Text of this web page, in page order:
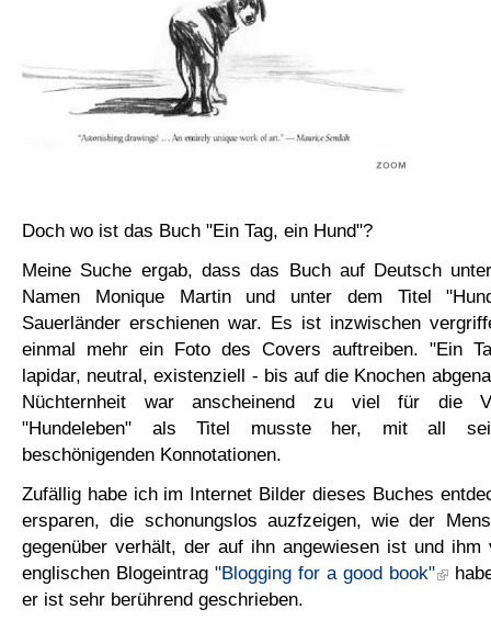
Doch wo ist das Buch "Ein Tag, ein Hund"?
Meine Suche ergab, dass das Buch auf Deutsch
Namen Monique Martin und unter dem Titel
Sauerländer erschienen war. Es ist inzwischen
einmal mehr ein Foto des Covers auftreiben. "Ein
lapidar, neutral, existenziell - bis auf die Knochen
Nüchternheit war anscheinend zu viel für die
"Hundeleben" als Titel musste her, mit all
beschönigenden Konnotationen.
Zufällig habe ich im Internet Bilder dieses Buches
ersparen, die schonungslos auzfzeigen, wie der
gegenüber verhält, der auf ihn angewiesen ist und ihm
englischen Blogeintrag "Blogging for a good book"
er ist sehr berührend geschrieben.